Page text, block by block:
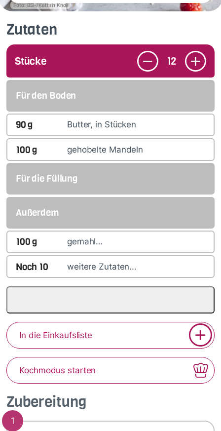
Foto: BSH/Kathrin Knoll
Zubereitung
1
Zutaten
Stücke 12
Für den Boden
90g Butter, in Stücken
100g gehobelte Mandeln
Für die Füllung
Außerdem
100g gemahl…
Noch 10 weitere Zutaten...
In die Einkaufsliste
Kochmodus starten